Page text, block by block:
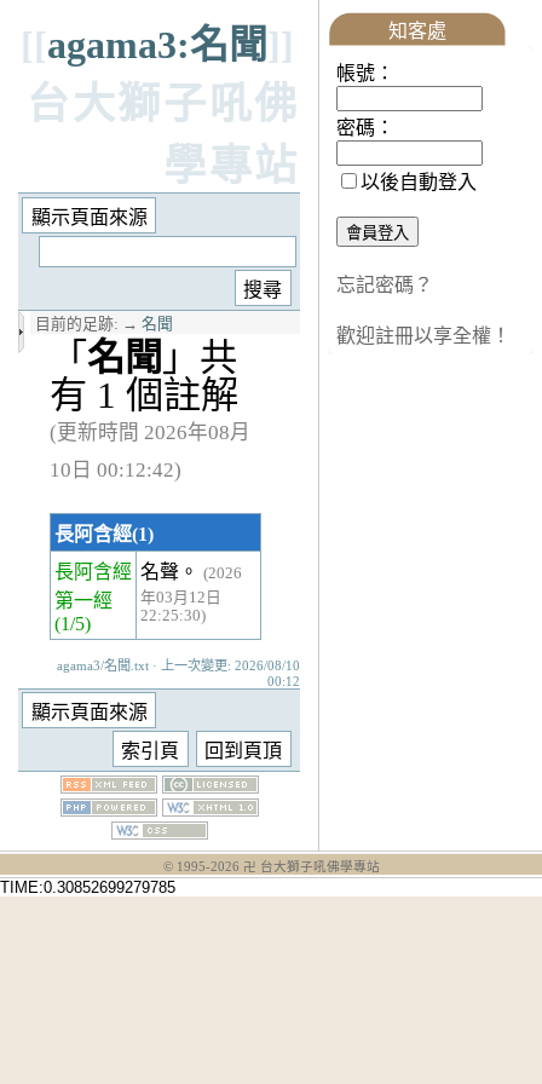
[[agama3:名聞]]
台大獅子吼佛
學專站
目前的足跡: → 名聞
「 名聞 」共
有 1 個註解
(更新時間 2026年08月
10日 00:12:42)
長阿含經(1)
長阿含經
第一經
(1/5)
名聲。
(2026
年03月12日
22:25:30)
agama3/名聞.txt · 上一次變更: 2026/08/10
00:12
知客處
帳號：
密碼：
以後自動登入
忘記密碼？
歡迎註冊以享全權！
© 1995-2026 卍 台大獅子吼佛學專站
TIME:0.30852699279785